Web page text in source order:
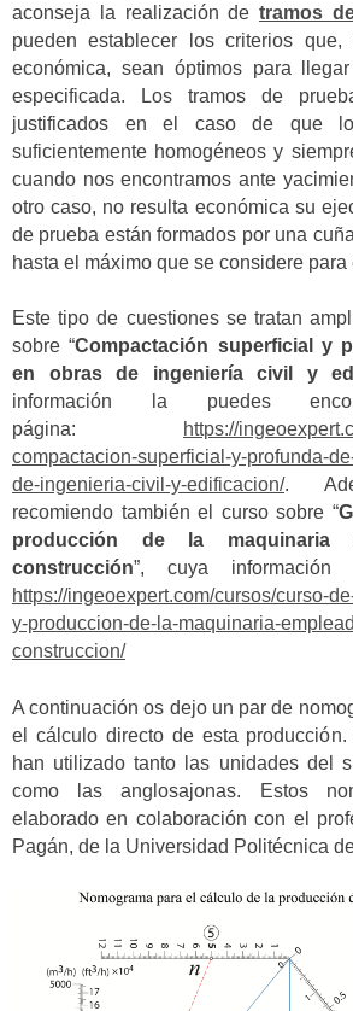
aconseja la realización de tramos
pueden establecer los criterios que,
económica, sean óptimos para
especificada. Los tramos de
justificados en el caso de que
suficientemente homogéneos y
cuando nos encontramos ante
otro caso, no resulta económica su
de prueba están formados por una
hasta el máximo que se considere
Este tipo de cuestiones se tratan
sobre “Compactación superficial y
en obras de ingeniería civil y
información la puedes
página:
https://
compactacion-superficial-y-profunda-
de-ingenieria-civil-y-edificacion/.
recomiendo también el curso sobre “
producción de la maquinaria
construcción”, cuya
https://ingeoexpert.com/cursos/curso-
y-produccion-de-la-maquinaria-
construccion/
A continuación os dejo un par de
el cálculo directo de esta
han utilizado tanto las unidades del
como las anglosajonas. Estos
elaborado en colaboración con el
Pagán, de la Universidad Politécnica